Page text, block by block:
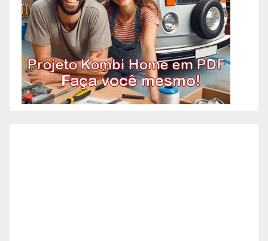
a fachada da sua empresa,
condomínio ou